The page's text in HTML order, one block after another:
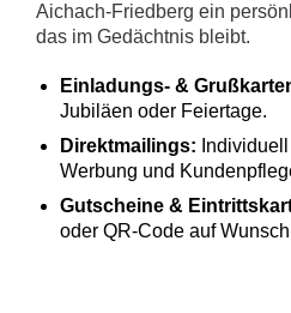
Aichach-Friedberg ein
das im Gedächtnis bleibt.
Einladungs- &
Jubiläen oder Feiertage.
Direktmailings:
Werbung und
Gutscheine &
oder QR-Code auf